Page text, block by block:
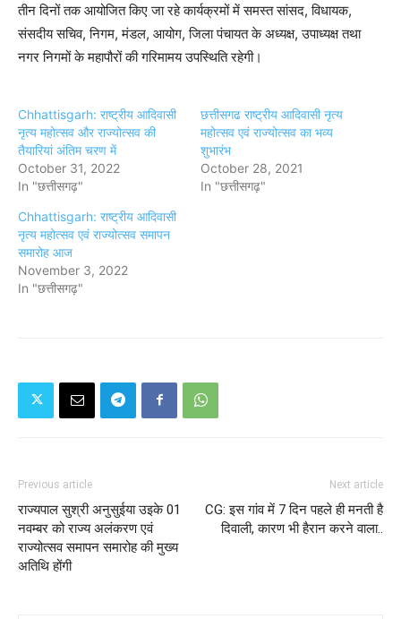
तीन दिनों तक आयोजित किए जा रहे कार्यक्रमों में समस्त सांसद, विधायक,
संसदीय सचिव, निगम, मंडल, आयोग, जिला पंचायत के अध्यक्ष, उपाध्यक्ष तथा
नगर निगमों के महापौरों की गरिमामय उपस्थिति रहेगी।
Chhattisgarh: राष्ट्रीय आदिवासी
नृत्य महोत्सव और राज्योत्सव की
तैयारियां अंतिम चरण में
October 31, 2022
In "छत्तीसगढ़"
छत्तीसगढ राष्ट्रीय आदिवासी नृत्य
महोत्सव एवं राज्योत्सव का भव्य
शुभारंभ
October 28, 2021
In "छत्तीसगढ़"
Chhattisgarh: राष्ट्रीय आदिवासी
नृत्य महोत्सव एवं राज्योत्सव समापन
समारोह आज
November 3, 2022
In "छत्तीसगढ़"
Previous article
राज्यपाल सुश्री अनुसुईया उइके 01
नवम्बर को राज्य अलंकरण एवं
राज्योत्सव समापन समारोह की मुख्य
अतिथि होंगी
Next article
CG: इस गांव में 7 दिन पहले ही मनती है
दिवाली, कारण भी हैरान करने वाला..